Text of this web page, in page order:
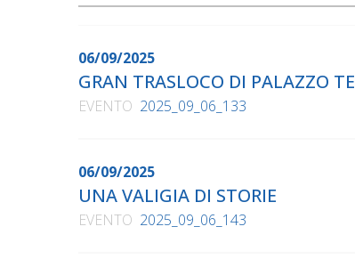
06/09/2025
GRAN TRASLOCO DI PALAZZO TE
EVENTO 2025_09_06_133
06/09/2025
UNA VALIGIA DI STORIE
EVENTO 2025_09_06_143